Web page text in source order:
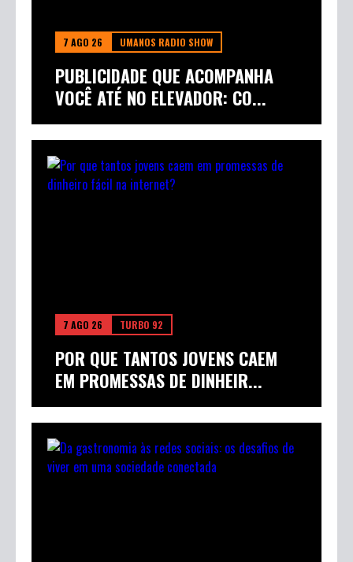
7 AGO 26 UMANOS RADIO SHOW
PUBLICIDADE QUE ACOMPANHA
VOCÊ ATÉ NO ELEVADOR: CO...
7 AGO 26 TURBO 92
POR QUE TANTOS JOVENS CAEM
EM PROMESSAS DE DINHEIR...